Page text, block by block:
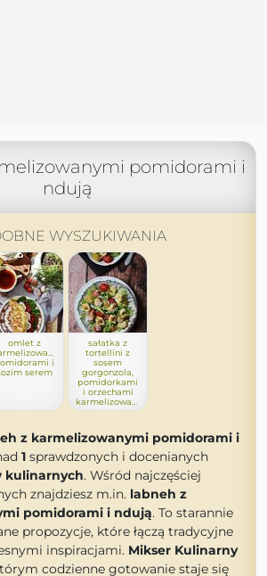
pomidorami i
ndują
WYSZUKIWANIA
omlet z
i
serem
sałatka z
tortellini z
sosem
gorgonzola,
pomidorkami
i orzechami
z karmelizowanymi pomidorami i
1 sprawdzonych i docenianych
kulinarnych. Wśród najczęściej
znajdziesz m.in. labneh z
pomidorami i ndują. To starannie
propozycje, które łączą tradycyjne
inspiracjami. Mikser Kulinarny
codzienne gotowanie staje się